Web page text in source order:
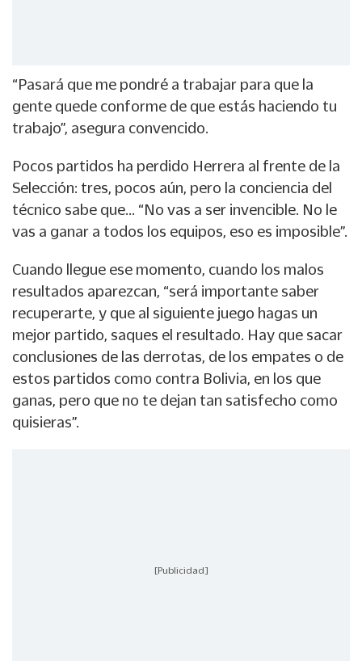
“Pasará que me pondré a trabajar para que la
gente quede conforme de que estás haciendo tu
trabajo”, asegura convencido.
Pocos partidos ha perdido Herrera al frente de la
Selección: tres, pocos aún, pero la conciencia del
técnico sabe que... “No vas a ser invencible. No le
vas a ganar a todos los equipos, eso es imposible”.
Cuando llegue ese momento, cuando los malos
resultados aparezcan, “será importante saber
recuperarte, y que al siguiente juego hagas un
mejor partido, saques el resultado. Hay que sacar
conclusiones de las derrotas, de los empates o de
estos partidos como contra Bolivia, en los que
ganas, pero que no te dejan tan satisfecho como
quisieras”.
[Publicidad]